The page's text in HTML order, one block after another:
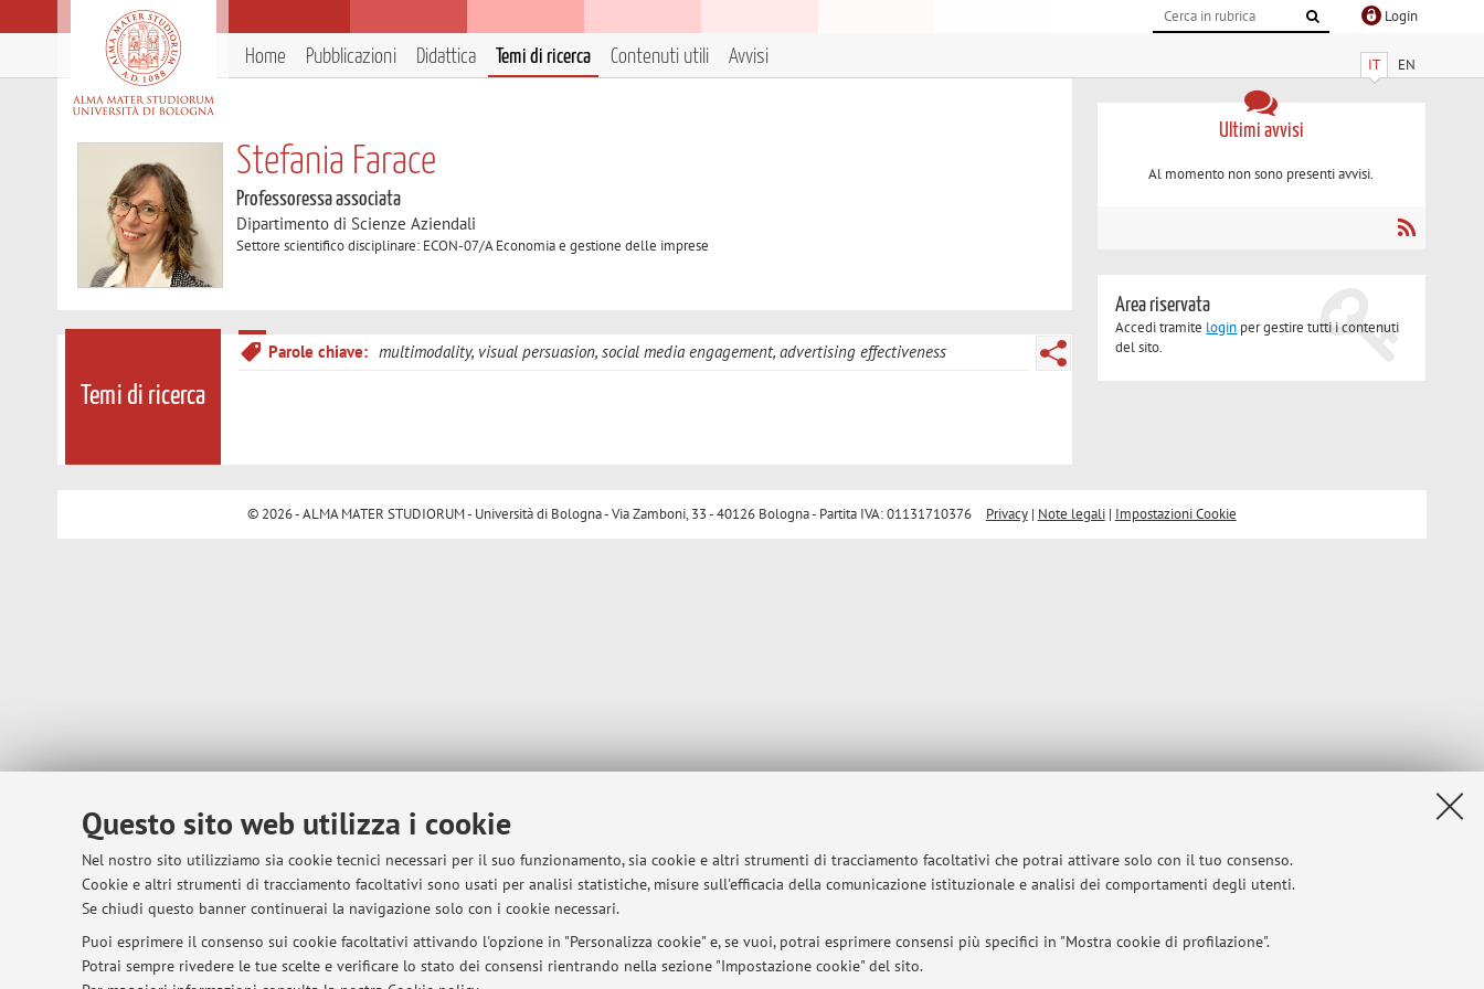
Questo sito web utilizza i cookie
Nel nostro sito utilizziamo sia cookie tecnici necessari per il suo funzionamento, sia cookie e altri strumenti di tracciamento facoltativi che potrai attivare solo con il tuo consenso.
Cookie e altri strumenti di tracciamento facoltativi sono usati per analisi statistiche, misure sull'efficacia della comunicazione istituzionale e analisi dei comportamenti degli utenti.
Se chiudi questo banner continuerai la navigazione solo con i cookie necessari.
Puoi esprimere il consenso sui cookie facoltativi attivando l'opzione in "Personalizza cookie" e, se vuoi, potrai esprimere consensi più specifici in "Mostra cookie di profilazione".
Potrai sempre rivedere le tue scelte e verificare lo stato dei consensi rientrando nella sezione "Impostazione cookie" del sito.
Login
IT EN
Home Pubblicazioni Didattica Temi di ricerca Contenuti utili Avvisi
Stefania Farace
Professoressa associata
Dipartimento di Scienze Aziendali
Settore scientifico disciplinare: ECON-07/A Economia e gestione delle imprese
Temi di ricerca
Parole chiave: multimodality, visual persuasion, social media engagement, advertising effectiveness
Ultimi avvisi
Al momento non sono presenti avvisi.
Area riservata
Accedi tramite login per gestire tutti i contenuti
del sito.
© 2026 - ALMA MATER STUDIORUM - Università di Bologna - Via Zamboni, 33 - 40126 Bologna - Partita IVA: 01131710376 Privacy| Note legali| Impostazioni Cookie